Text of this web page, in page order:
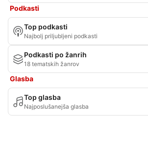
Podkasti
Top podkasti
Najbolj priljubljeni podkasti
Podkasti po žanrih
18 tematskih žanrov
Glasba
Top glasba
Najposlušanejša glasba